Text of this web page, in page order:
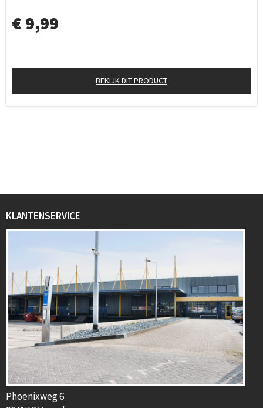
€ 9,99
BEKIJK DIT PRODUCT
KLANTENSERVICE
Phoenixweg 6